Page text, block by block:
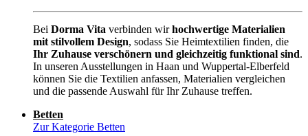
Bei Dorma Vita verbinden wirhochwertige Materialien
mit stilvollem Design, sodass Sie Heimtextilien finden, die
Ihr Zuhause verschönern und gleichzeitig funktional sind.
In unseren Ausstellungen in Haan und Wuppertal-Elberfeld
können Sie die Textilien anfassen, Materialien vergleichen
und die passende Auswahl für Ihr Zuhause treffen.
Betten
Zur Kategorie Betten